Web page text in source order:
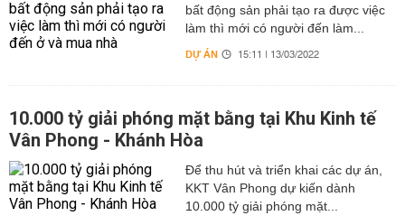
bất động sản phải tạo ra được việc
làm thì mới có người đến làm...
DỰ ÁN 15:11 | 13/03/2022
10.000 tỷ giải phóng mặt bằng tại Khu Kinh tế
Vân Phong - Khánh Hòa
Để thu hút và triển khai các dự án,
KKT Vân Phong dự kiến dành
10.000 tỷ giải phóng mặt...